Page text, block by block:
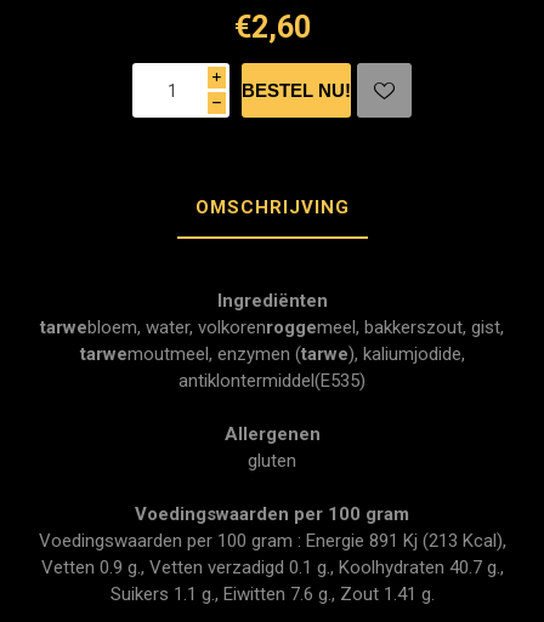
€2,60
i
h
OMSCHRIJVING
Ingrediënten
tarwebloem, water, volkorenroggemeel, bakkerszout, gist,
tarwemoutmeel, enzymen (tarwe), kaliumjodide,
antiklontermiddel(E535)
Allergenen
gluten
Voedingswaarden per 100 gram
Voedingswaarden per 100 gram : Energie 891 Kj (213 Kcal),
Vetten 0.9 g., Vetten verzadigd 0.1 g., Koolhydraten 40.7 g.,
Suikers 1.1 g., Eiwitten 7.6 g., Zout 1.41 g.